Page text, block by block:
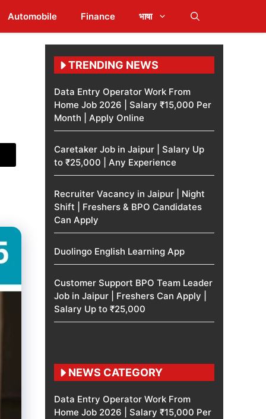
Automobile Finance भाषा
TRENDING NEWS
Data Entry Operator Work From
Home Job 2026 | Salary ₹15,000 Per
Month | Apply Online
Caretaker Job in Jaipur | Salary Up
to ₹25,000 | Any Experience
Recruiter Vacancy in Jaipur | Night
Shift | Freshers & BPO Candidates
Can Apply
Duolingo English Learning App
Customer Support BPO Team Leader
Job in Jaipur | Freshers Can Apply |
Salary Up to ₹25,000
NEWS CATEGORY
Data Entry Operator Work From
Home Job 2026 | Salary ₹15,000 Per